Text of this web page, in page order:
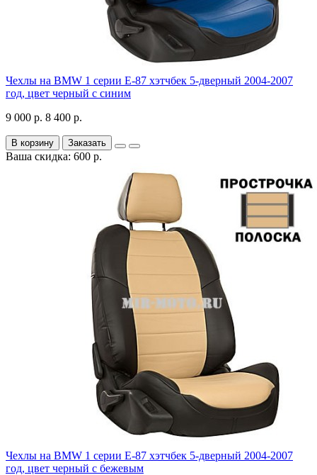
Чехлы на BMW 1 серии Е-87 хэтчбек 5-дверный 2004-2007
год, цвет черный с синим
9 000 р. 8 400 р.
В корзину Заказать
Ваша скидка: 600 р.
Чехлы на BMW 1 серии Е-87 хэтчбек 5-дверный 2004-2007
год, цвет черный с бежевым